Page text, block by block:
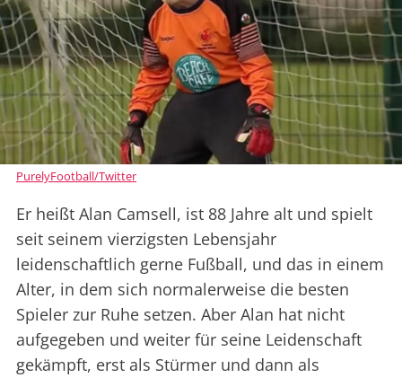
PurelyFootball/Twitter
Er heißt Alan Camsell, ist 88 Jahre alt und spielt
seit seinem vierzigsten Lebensjahr
leidenschaftlich gerne Fußball, und das in einem
Alter, in dem sich normalerweise die besten
Spieler zur Ruhe setzen. Aber Alan hat nicht
aufgegeben und weiter für seine Leidenschaft
gekämpft, erst als Stürmer und dann als